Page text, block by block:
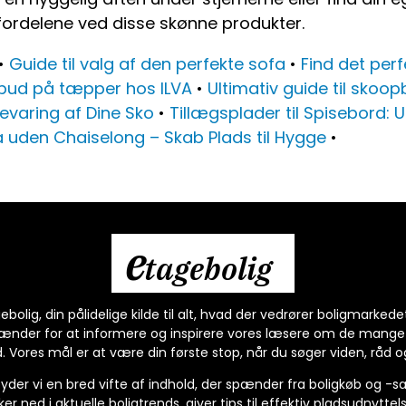
ved disse skønne produkter.
Guide til valg af den perfekte sofa • Find det
på tæpper hos ILVA • Ultimativ guide til
af Dine Sko • Tillægsplader til Spisebord:
uden Chaiselong – Skab Plads til Hygge •
etagebolig
din pålidelige kilde til alt, hvad der vedrører
for at informere og inspirere vores læsere om de
Vores mål er at være din første stop, når du søger viden, råd
vi en bred vifte af indhold, der spænder fra boligkøb og -